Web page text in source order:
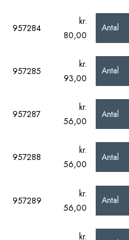
957284
kr.
80,00
Antal
957285
kr.
93,00
Antal
957287
kr.
56,00
Antal
957288
kr.
56,00
Antal
957289
kr.
56,00
Antal
kr.